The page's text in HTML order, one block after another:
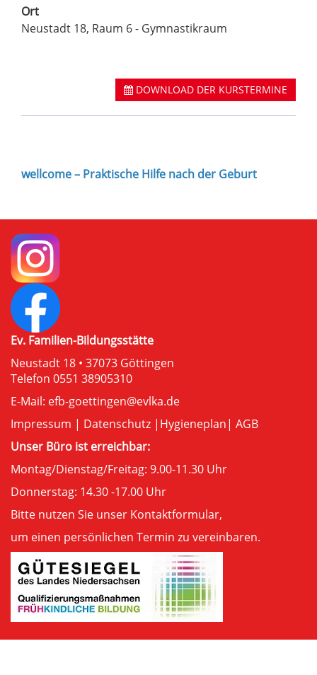
Ort
Neustadt 18, Raum 6 - Gymnastikraum
DOWNLOAD DER KURSTERMINE
wellcome – Praktische Hilfe nach der Geburt
Ev. Familien-Bildungsstätte
Neustadt 18 • 37073 Göttingen
Telefon 0551 38905310
E-Mail: efb-goettingen@evlka.de
Impressum | Datenschutz | Hygieneplan| AGB
Unser Büro ist erreichbar:
Montag/Dienstag/Freitag: 9.00-11.30 Uhr
Donnerstag: 14.30 -17.00 Uhr
Bitte nutzen Sie unser Kontaktformular,
um einen persönlichen Termin zu vereinbaren.